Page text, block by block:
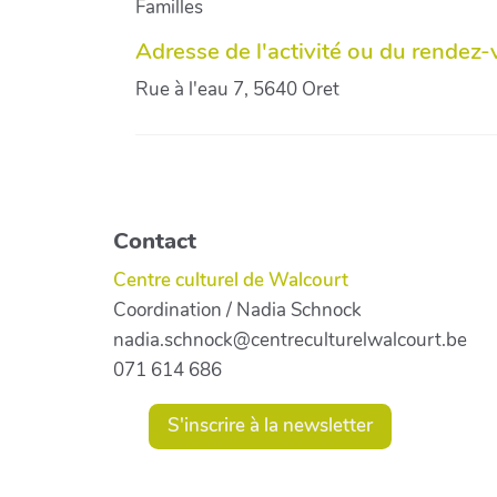
Familles
Adresse de l'activité ou du rendez-
Rue à l'eau 7, 5640 Oret
Contact
Centre culturel de Walcourt
Coordination / Nadia Schnock
nadia.schnock@centreculturelwalcourt.be
071 614 686
S'inscrire à la newsletter